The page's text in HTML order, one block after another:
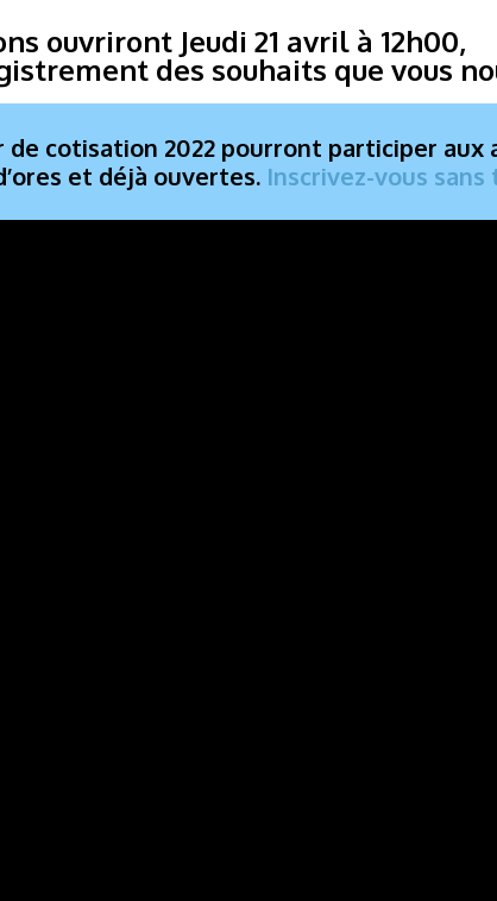
ouvriront Jeudi 21 avril à 12h00,
des souhaits que vous
de cotisation 2022 pourront participer aux
et déjà ouvertes. Inscrivez-vous sans